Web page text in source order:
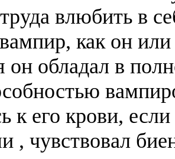
труда влюбить в
как он
обладал в
к его крови,
, чувствовал